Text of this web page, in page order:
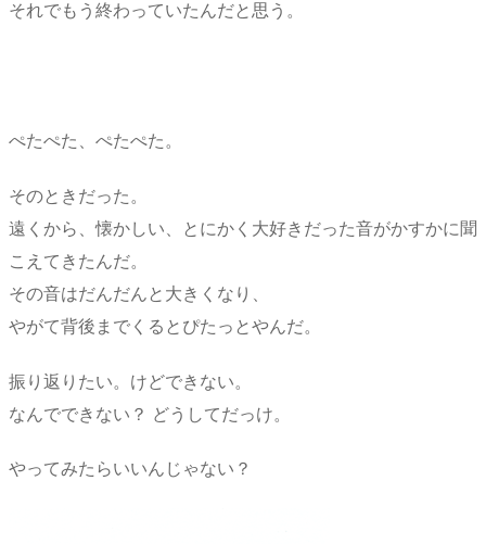
それでもう終わっていたんだと思う。
ぺたぺた、ぺたぺた。
そのときだった。
遠くから、懐かしい、とにかく大好きだった音がかすかに聞
こえてきたんだ。
その音はだんだんと大きくなり、
やがて背後までくるとぴたっとやんだ。
振り返りたい。けどできない。
なんでできない？ どうしてだっけ。
やってみたらいいんじゃない？